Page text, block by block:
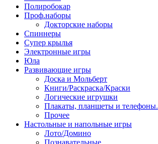
Полиробокар
Проф.наборы
Докторские наборы
Спиннеры
Супер крылья
Электронные игры
Юла
Развивающие игры
Доска и Мольберт
Книги/Раскраска/Краски
Логические игрушки
Плакаты, планшеты и телефоны.
Прочее
Настольные и напольные игры
Лото/Домино
Познавательные